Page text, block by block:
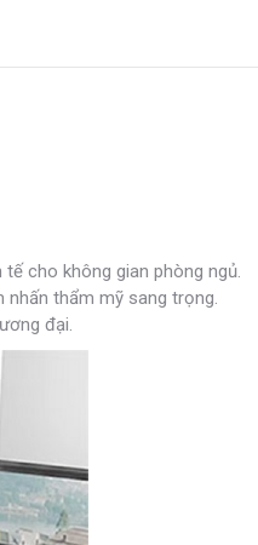
cho không gian phòng ngủ.
nhấn thẩm mỹ sang trọng.
đại.